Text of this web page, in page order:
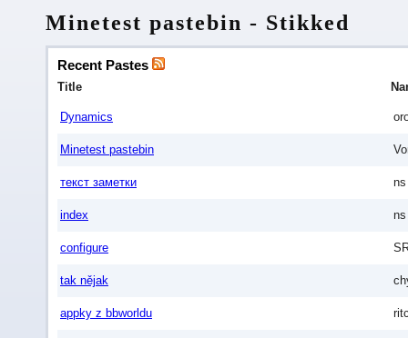
Minetest pastebin - Stikked
Recent Pastes
Title
Dynamics
Minetest pastebin
текст заметки ns
index ns
configure
tak nějak
appky z bbworldu